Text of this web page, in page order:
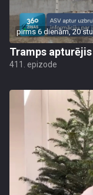
pirms 6 dienām, 20
Tramps
411. epizode